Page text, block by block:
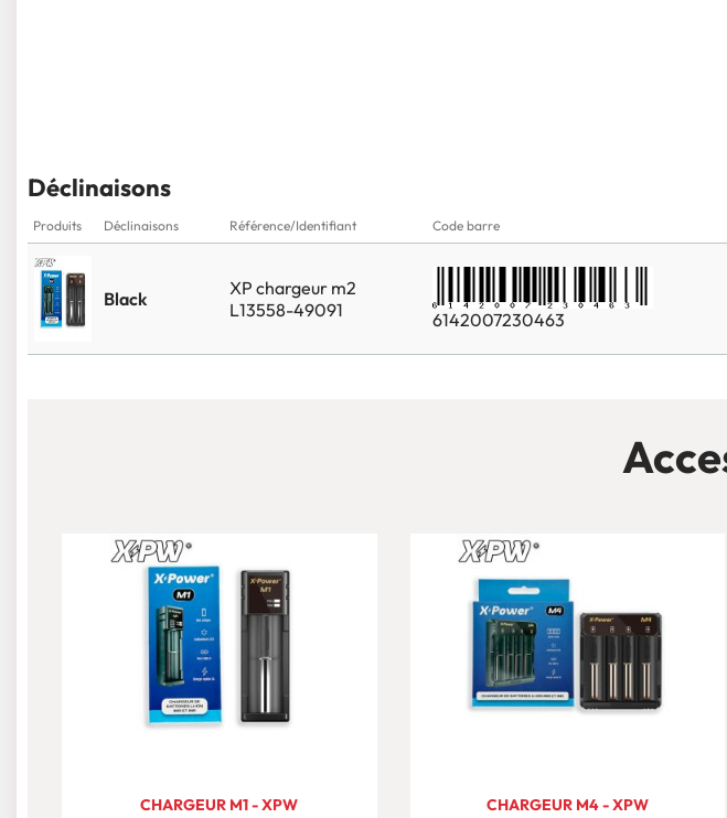
Déclinaisons
Produits Déclinaisons Référence/Identifiant Code barre
Black
XP chargeur m2
L13558-49091
6142007230463
CHARGEUR M1 - XPW CHARGEUR M4 - XPW